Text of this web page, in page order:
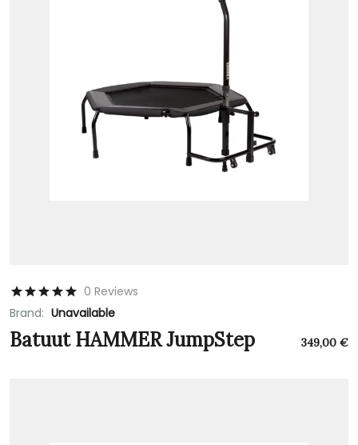
0 Reviews
Brand: Unavailable
Batuut HAMMER JumpStep 349,00 €